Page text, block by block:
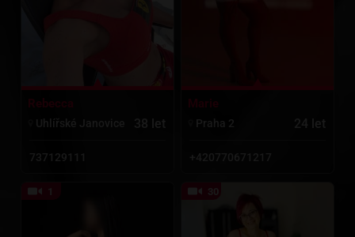
Rebecca
Uhlířské Janovice
737129111
Marie
Praha 2
1 30